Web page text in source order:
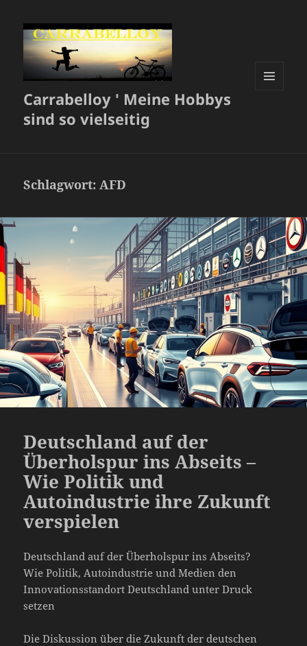
Carrabelloy ' Meine Hobbys
sind so vielseitig
Schlagwort:AFD
Deutschland auf der
Überholspur ins Abseits –
Wie Politik und
Autoindustrie ihre Zukunft
verspielen
Deutschland auf der Überholspur ins Abseits?
Wie Politik, Autoindustrie und Medien den
Innovationsstandort Deutschland unter Druck
setzen
Die Diskussion über die Zukunft der deutschen